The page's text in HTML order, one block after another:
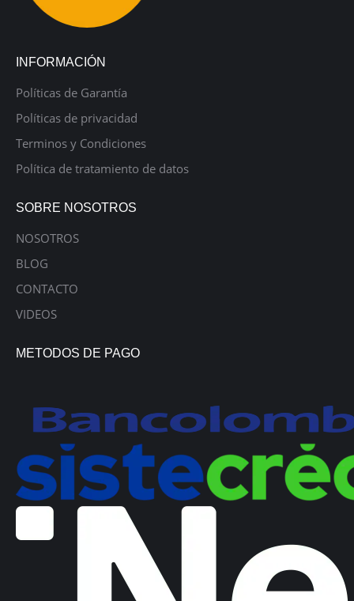
INFORMACIÓN
Políticas de Garantía
Políticas de privacidad
Terminos y Condiciones
Política de tratamiento de datos
SOBRE NOSOTROS
NOSOTROS
BLOG
CONTACTO
VIDEOS
METODOS DE PAGO